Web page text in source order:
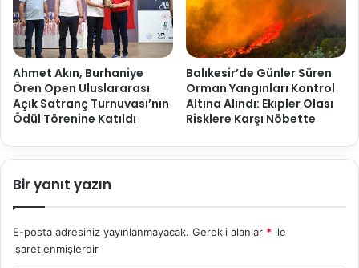
Ahmet Akın, Burhaniye
Ören Open Uluslararası
Açık Satranç Turnuvası’nın
Ödül Törenine Katıldı
Balıkesir’de Günler Süren
Orman Yangınları Kontrol
Altına Alındı: Ekipler Olası
Risklere Karşı Nöbette
Bir yanıt yazın
E-posta adresiniz yayınlanmayacak. Gerekli alanlar * ile
işaretlenmişlerdir